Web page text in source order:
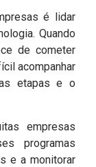
é lidar
Quando
de cometer
acompanhar
etapas e o
empresas
programas
e a monitorar